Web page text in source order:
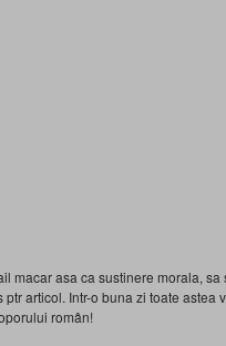
macar asa ca sustinere morala,
articol. Intr-o buna zi toate astea
român!